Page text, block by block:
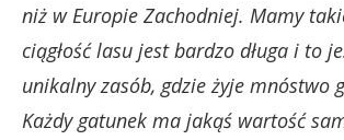
niż w Europie Zachodniej. Mamy
ciągłość lasu jest bardzo długa i to
unikalny zasób, gdzie żyje mnóstwo
Każdy gatunek ma jakąś wartość